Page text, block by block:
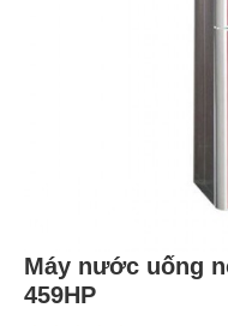
Máy nước uống
459HP